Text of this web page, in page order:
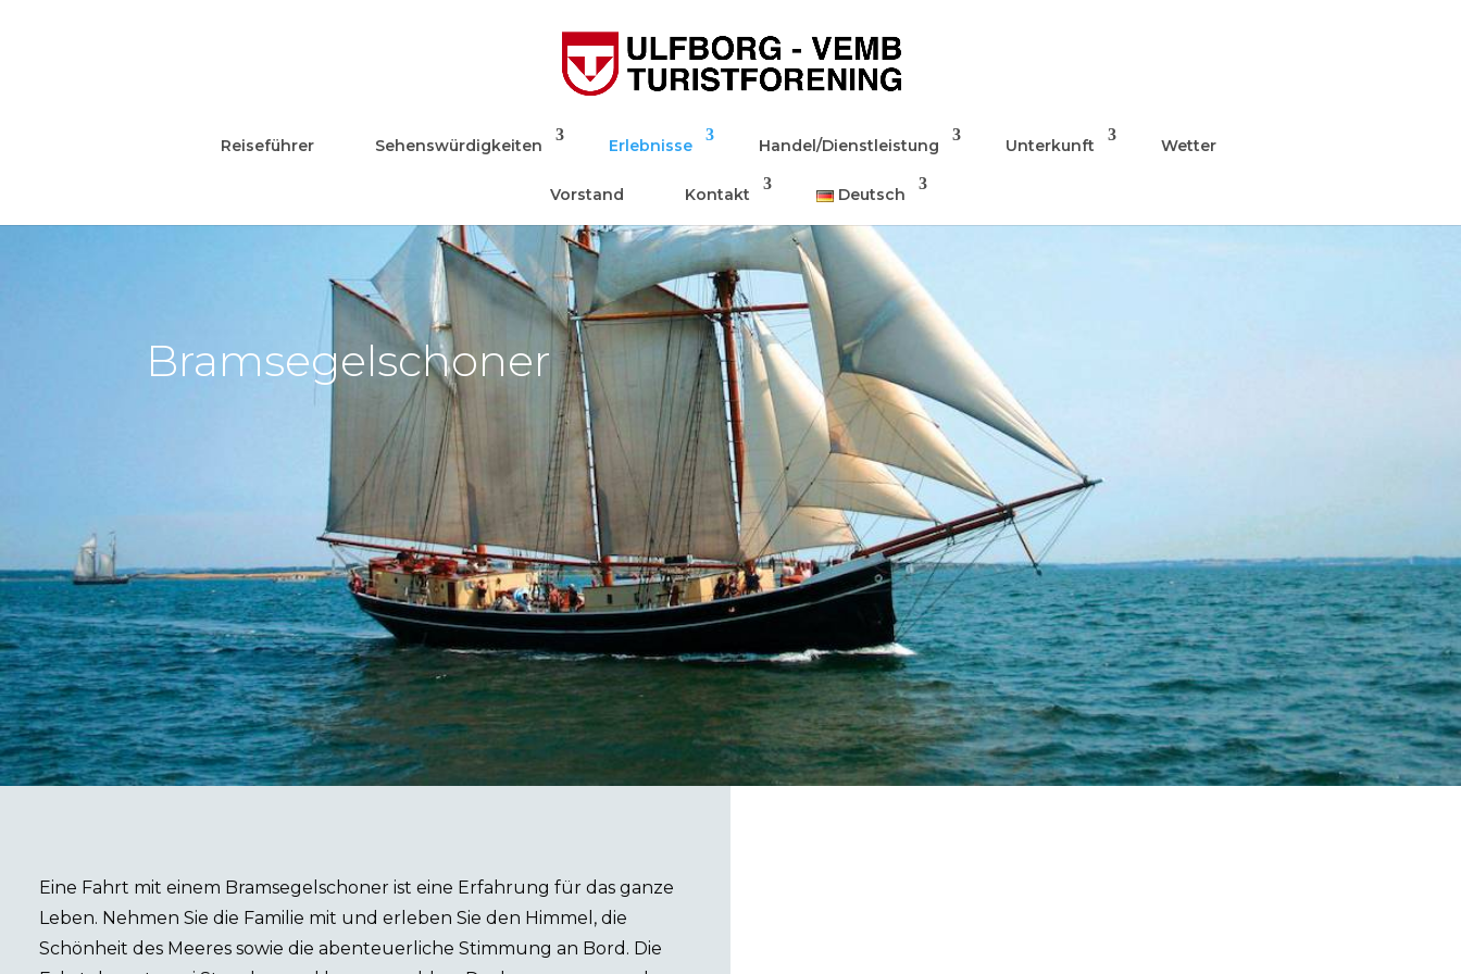
Reiseführer Sehenswürdigkeiten Erlebnisse Handel/Dienstleistung Unterkunft Wetter
Vorstand Kontakt Deutsch
Bramsegelschoner
Eine Fahrt mit einem Bramsegelschoner ist eine Erfahrung für das ganze
Leben. Nehmen Sie die Familie mit und erleben Sie den Himmel, die
Schönheit des Meeres sowie die abenteuerliche Stimmung an Bord. Die